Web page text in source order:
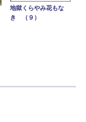
地獄くらやみ花もな
き （９）